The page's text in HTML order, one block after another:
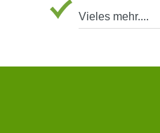
Vieles mehr....